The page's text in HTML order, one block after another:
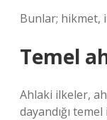
Bunlar; hikmet,
Temel
Ahlaki ilkeler,
dayandığı